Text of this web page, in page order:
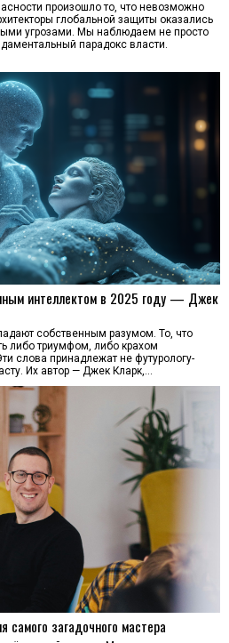
произошло то, что невозможно
глобальной защиты оказались
угрозами. Мы наблюдаем не просто
парадокс власти.
интеллектом в 2025 году — Джек
собственным разумом. То, что
либо триумфом, либо крахом
слова принадлежат не футурологу-
Их автор — Джек Кларк,…
самого загадочного мастера